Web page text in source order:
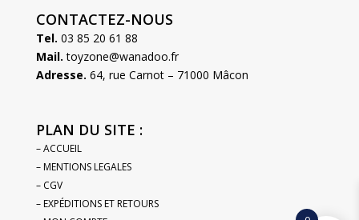
CONTACTEZ-NOUS
Tel. 03 85 20 61 88
Mail. toyzone@wanadoo.fr
Adresse. 64, rue Carnot – 71000 Mâcon
PLAN DU SITE :
– ACCUEIL
– MENTIONS LEGALES
– CGV
– EXPÉDITIONS ET RETOURS